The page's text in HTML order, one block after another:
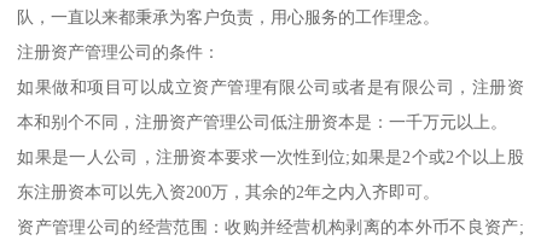
队，一直以来都秉承为客户负责，用心服务的工作理念。
注册资产管理公司的条件：
如果做和项目可以成立资产管理有限公司或者是有限公司，注册资
本和别个不同，注册资产管理公司低注册资本是：一千万元以上。
如果是一人公司，注册资本要求一次性到位;如果是2个或2个以上股
东注册资本可以先入资200万，其余的2年之内入齐即可。
资产管理公司的经营范围：收购并经营机构剥离的本外币不良资产;